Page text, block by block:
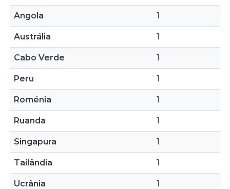
Angola 1
Austrália 1
Cabo Verde 1
Peru 1
Roménia 1
Ruanda 1
Singapura 1
Tailândia 1
Ucrânia 1